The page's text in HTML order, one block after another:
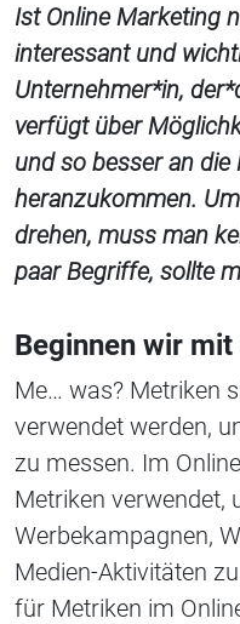
Ist Online Marketing
interessant und
Unternehmer*in,
verfügt über
und so besser an
heranzukommen.
drehen, muss man
paar Begriffe, sollte
Beginnen wir
Me… was? Metriken
verwendet werden,
zu messen. Im
Metriken verwendet,
Werbekampagnen,
Medien-Aktivitäten
für Metriken im